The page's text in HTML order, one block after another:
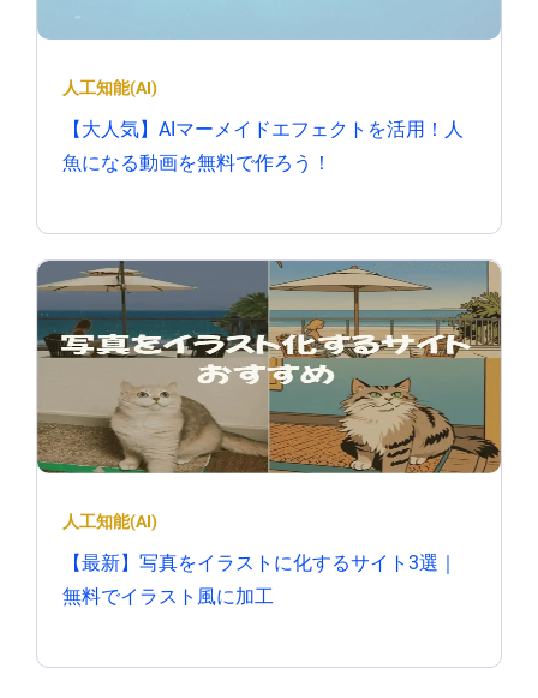
人工知能(AI)
【大人気】AIマーメイドエフェクトを活用！人
魚になる動画を無料で作ろう！
人工知能(AI)
【最新】写真をイラストに化するサイト3選｜
無料でイラスト風に加工